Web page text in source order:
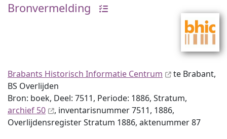
Bronvermelding
Brabants Historisch Informatie Centrum
te Brabant,
BS Overlijden
Bron: boek, Deel: 7511, Periode: 1886, Stratum,
archief 50
, inventaris­num­mer 7511, 1886,
Overlijdensregister Stratum 1886, aktenummer 87